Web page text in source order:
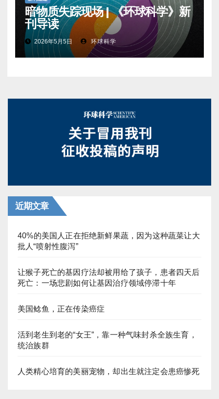
暗物质失踪现场 | 《环球科学》新
刊导读
2026年5月5日 环球科学
近期文章
40%的美国人正在拒绝新鲜果蔬，因为这种蔬菜让大
批人“喷射性腹泻”
让猴子死亡的基因疗法却被用给了孩子，患者四天后
死亡：一场悲剧如何让基因治疗领域停滞十年
美国鲶鱼，正在传染癌症
活到老生到老的“女王”，靠一种气味封杀全族生育，
统治族群
人类精心培育的美丽宠物，却出生就注定会患癌惨死